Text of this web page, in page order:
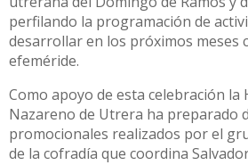
perfilando la programación de
desarrollar en los próximos meses
efeméride.
Como apoyo de esta celebración la
Nazareno de Utrera ha preparado
promocionales realizados por el
de la cofradía que coordina